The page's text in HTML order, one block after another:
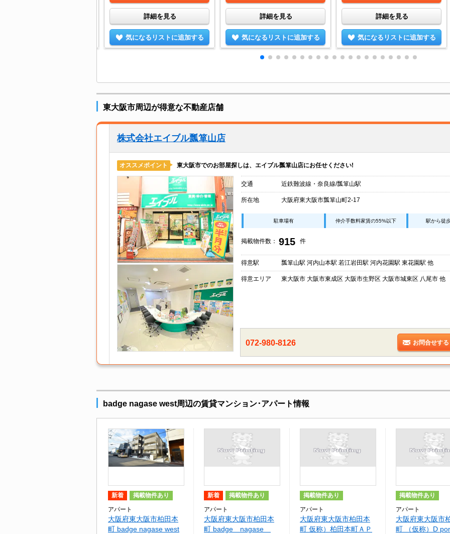
詳細を見る
気になるリストに追加する
詳細を見る
気になるリストに追加する
詳細を見る
気になるリストに追加する
東大阪市周辺が得意な不動産店舗
株式会社エイブル瓢箪山店
オススメポイント 東大阪市でのお部屋探しは、エイブル瓢箪山店にお任せください!
交通 近鉄難波線・奈良線/瓢箪山駅
所在地 大阪府東大阪市瓢箪山町2-17
駐車場有 仲介手数料家賃の55%以下 駅から徒
掲載物件数： 915 件
得意駅 瓢箪山駅 河内山本駅 若江岩田駅 河内花園駅 東花園駅 他
得意エリア 東大阪市 大阪市東成区 大阪市生野区 大阪市城東区 八尾市 他
072-980-8126 お問合せする
badge nagase west周辺の賃貸マンション･アパート情報
新着 掲載物件あり
アパート
大阪府東大阪市柏田本
町 badge nagase west
新着 掲載物件あり
アパート
大阪府東大阪市柏田本
町 badge nagase
掲載物件あり
アパート
大阪府東大阪市柏田本
町 仮称）柏田本町ＡＰ
掲載物件あり
アパート
大阪府東大阪市
町 （仮称）D